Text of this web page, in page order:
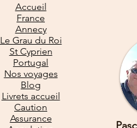
Accueil
France
Annecy
Le Grau du Roi
St Cyprien
Portugal
Nos voyages
Blog
Livrets accueil
Caution
Assurance